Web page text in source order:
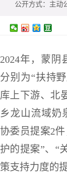
公开方式： 主动
2024年，蒙阴
分别为“扶持
库上下游、北
乡龙山流域奶
协委员提案2
护的提案”、“
策支持力度的提